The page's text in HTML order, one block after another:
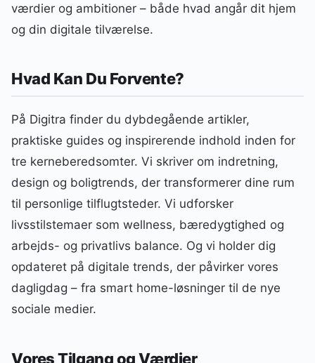
værdier og ambitioner – både hvad angår dit hjem
og din digitale tilværelse.
Hvad Kan Du Forvente?
På Digitra finder du dybdegående artikler,
praktiske guides og inspirerende indhold inden for
tre kerneberedsomter. Vi skriver om indretning,
design og boligtrends, der transformerer dine rum
til personlige tilflugtsteder. Vi udforsker
livsstilstemaer som wellness, bæredygtighed og
arbejds- og privatlivs balance. Og vi holder dig
opdateret på digitale trends, der påvirker vores
dagligdag – fra smart home-løsninger til de nye
sociale medier.
Vores Tilgang og Værdier